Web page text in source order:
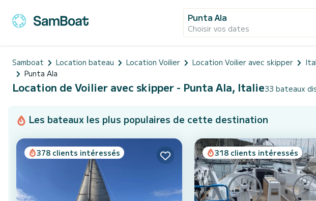
Punta Ala
Choisir vos dates
Samboat Location bateau Location Voilier Location Voilier avec skipper
Punta Ala
Location de Voilier avec skipper - Punta Ala, Italie33 bateaux
Les bateaux les plus populaires de cette destination
378 clients intéressés 318 clients intéressés